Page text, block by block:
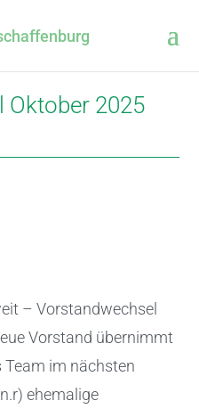
Oktober 2025
– Vorstandwechsel
Vorstand übernimmt
im nächsten
ehemalige